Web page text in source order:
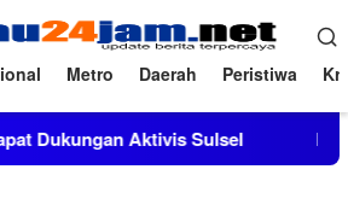
Metro Daerah Peristiwa
Aktivis Sulsel Kapolres